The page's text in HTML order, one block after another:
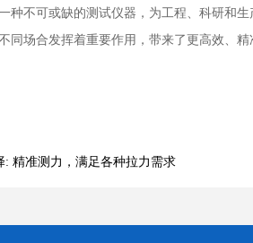
种不可或缺的测试仪器，为工程、科研和
同场合发挥着重要作用，带来了更高效、精
: 精准测力，满足各种拉力需求